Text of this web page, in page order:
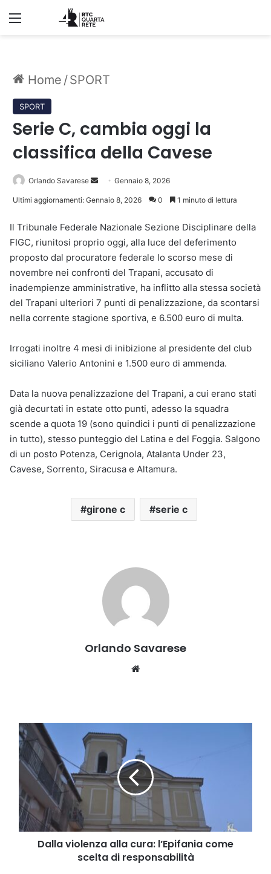
Menu
Home /SPORT
SPORT
Serie C, cambia oggi la
classifica della Cavese
Orlando Savarese
Invia Gennaio 8, 2026
Ultimi aggiornamenti: Gennaio 8, 2026 0 1 minuto di lettura
Il Tribunale Federale Nazionale Sezione Disciplinare della
FIGC, riunitosi proprio oggi, alla luce del deferimento
proposto dal procuratore federale lo scorso mese di
novembre nei confronti del Trapani, accusato di
inadempienze amministrative, ha inflitto alla stessa società
del Trapani ulteriori 7 punti di penalizzazione, da scontarsi
nella corrente stagione sportiva, e 6.500 euro di multa.
Irrogati inoltre 4 mesi di inibizione al presidente del club
siciliano Valerio Antonini e 1.500 euro di ammenda.
Data la nuova penalizzazione del Trapani, a cui erano stati
già decurtati in estate otto punti, adesso la squadra
scende a quota 19 (sono quindici i punti di penalizzazione
in tutto), stesso punteggio del Latina e del Foggia. Salgono
di un posto Potenza, Cerignola, Atalanta Under 23,
Cavese, Sorrento, Siracusa e Altamura.
girone c serie c
Orlando Savarese
Dalla
violenza
alla
cura:
l’Epifania
come
scelta
di
responsabilità
Dalla violenza alla cura: l’Epifania come
scelta di responsabilità